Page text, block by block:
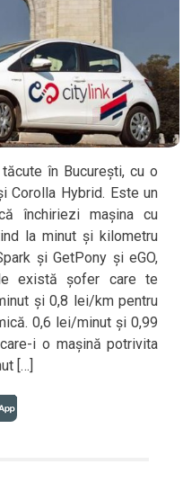
în București, cu o
Corolla Hybrid. Este un
închiriezi mașina cu
la minut și kilometru
și GetPony și eGO,
există șofer care te
și 0,8 lei/km pentru
0,6 lei/minut și 0,99
i o mașină potrivita
[…]